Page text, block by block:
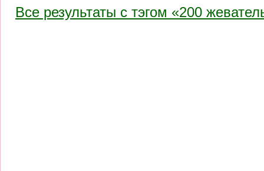
Все результаты c тэгом «200